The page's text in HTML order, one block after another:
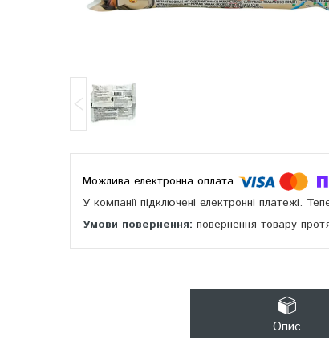
У компанії підключені електронні платежі.
повернення товару
Опис